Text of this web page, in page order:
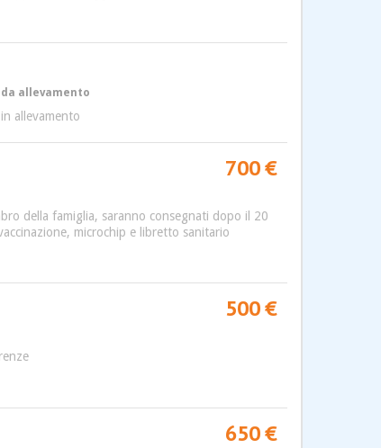
da allevamento
allevamento
700 €
della famiglia, saranno consegnati dopo il 20
microchip e libretto sanitario
500 €
650 €